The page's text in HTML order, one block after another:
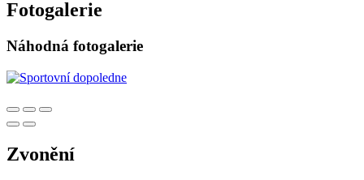
Fotogalerie
Náhodná fotogalerie
Zvonění